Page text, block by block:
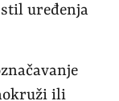
uređenja
ili